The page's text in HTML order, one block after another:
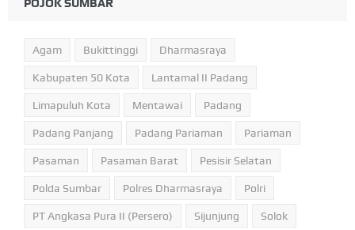
POJOK SUMBAR
Agam Bukittinggi Dharmasraya
Kabupaten 50 Kota Lantamal II Padang
Limapuluh Kota Mentawai Padang
Padang Panjang Padang Pariaman Pariaman
Pasaman Pasaman Barat Pesisir Selatan
Polda Sumbar Polres Dharmasraya Polri
PT Angkasa Pura II (Persero) Sijunjung Solok